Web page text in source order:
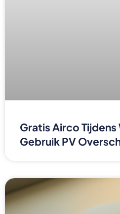
Gratis Airco Tijdens
Gebruik PV